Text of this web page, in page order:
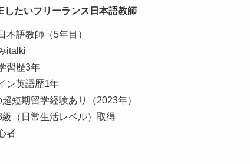
したいフリーランス日本語教師
本語教師（5年目）
italki
習歴3年
ン英語歴1年
短期留学経験あり（2023年）
級（日常生活レベル）取得
者